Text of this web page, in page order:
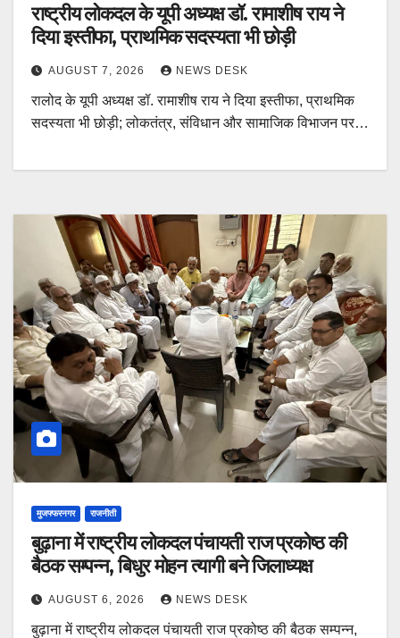
राष्ट्रीय लोकदल के यूपी अध्यक्ष डॉ. रामाशीष राय ने
दिया इस्तीफा, प्राथमिक सदस्यता भी छोड़ी
AUGUST 7, 2026 NEWS DESK
रालोद के यूपी अध्यक्ष डॉ. रामाशीष राय ने दिया इस्तीफा, प्राथमिक
सदस्यता भी छोड़ी; लोकतंत्र, संविधान और सामाजिक विभाजन पर…
मुजफ्फरनगर राजनीती
बुढ़ाना में राष्ट्रीय लोकदल पंचायती राज प्रकोष्ठ की
बैठक सम्पन्न, बिधुर मोहन त्यागी बने जिलाध्यक्ष
AUGUST 6, 2026 NEWS DESK
बुढ़ाना में राष्ट्रीय लोकदल पंचायती राज प्रकोष्ठ की बैठक सम्पन्न,